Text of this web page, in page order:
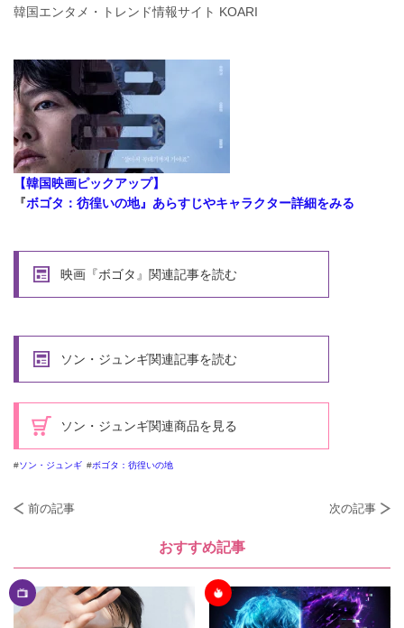
韓国エンタメ・トレンド情報サイト KOARI
【韓国映画ピックアップ】
『ボゴタ：彷徨いの地』あらすじやキャラクター詳細をみる
映画『ボゴタ』関連記事を読む
ソン・ジュンギ関連記事を読む
ソン・ジュンギ関連商品を見る
ソン・ジュンギ ボゴタ：彷徨いの地
前の記事 次の記事
おすすめ記事